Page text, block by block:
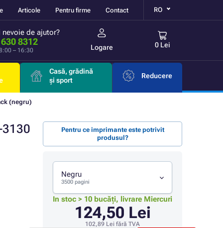
Articole Pentru firme Contact RO
nevoie de ajutor?
8312
– 16:30 Logare 0 Lei
Casă, grădină
și sport
Reducere
(negru)
3130
Pentru ce imprimante este potrivit
produsul?
Negru
3500 pagini
In stoc > 10 bucăți, livrare Miercuri
124,50 Lei
102,89 Lei fără TVA